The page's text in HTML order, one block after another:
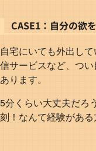
CASE1：自分の欲
自宅にいても外出し
信サービスなど、つ
あります。
5分くらい大丈夫だろ
刻！なんて経験があ